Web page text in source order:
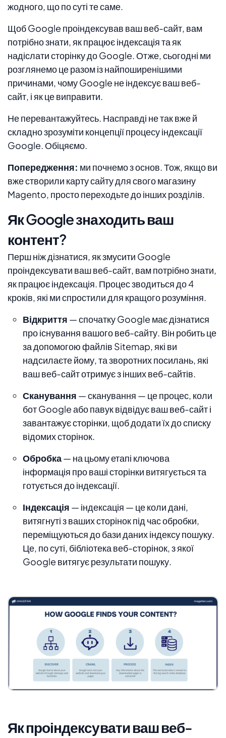
жодного, що по суті те саме.
Щоб Google проіндексував ваш веб-сайт, вам
потрібно знати, як працює індексація та як
надіслати сторінку до Google. Отже, сьогодні ми
розглянемо це разом із найпоширенішими
причинами, чому Google не індексує ваш веб-
сайт, і як це виправити.
Не перевантажуйтесь. Насправді не так вже й
складно зрозуміти концепції процесу індексації
Google. Обіцяємо.
Попередження: ми почнемо з основ. Тож, якщо ви
вже створили карту сайту для свого магазину
Magento, просто переходьте до інших розділів.
Як Google знаходить ваш
контент?
Перш ніж дізнатися, як змусити Google
проіндексувати ваш веб-сайт, вам потрібно знати,
як працює індексація. Процес зводиться до 4
кроків, які ми спростили для кращого розуміння.
Відкриття — спочатку Google має дізнатися
про існування вашого веб-сайту. Він робить це
за допомогою файлів Sitemap, які ви
надсилаєте йому, та зворотних посилань, які
ваш веб-сайт отримує з інших веб-сайтів.
Сканування — сканування — це процес, коли
бот Google або павук відвідує ваш веб-сайт і
завантажує сторінки, щоб додати їх до списку
відомих сторінок.
Обробка— на цьому етапі ключова
інформація про ваші сторінки витягується та
готується до індексації.
Індексація — індексація — це коли дані,
витягнуті з ваших сторінок під час обробки,
переміщуються до бази даних індексу пошуку.
Це, по суті, бібліотека веб-сторінок, з якої
Google витягує результати пошуку.
Як проіндексувати ваш веб-